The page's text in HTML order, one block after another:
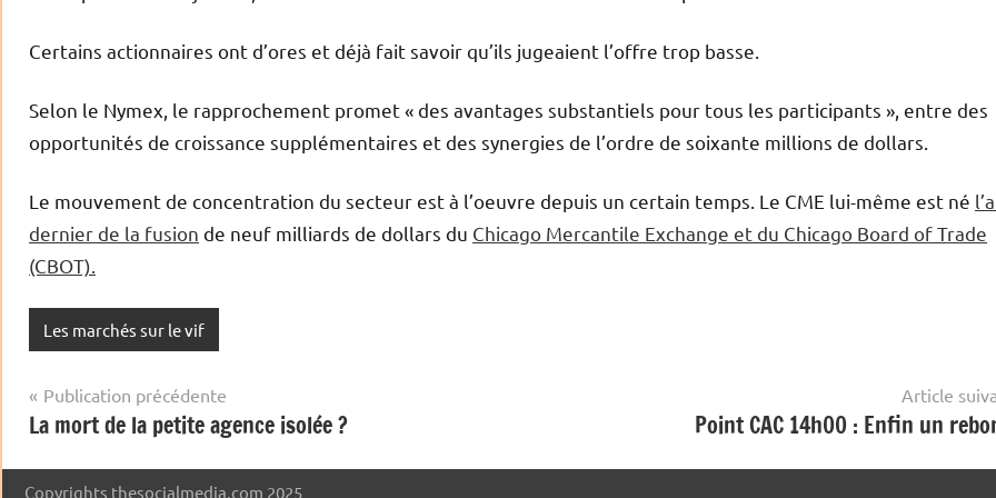
Certains actionnaires ont d’ores et déjà fait savoir qu’ils jugeaient l’offre trop basse.
Selon le Nymex, le rapprochement promet « des avantages substantiels pour tous les participants », entre des
opportunités de croissance supplémentaires et des synergies de l’ordre de soixante millions de dollars.
Le mouvement de concentration du secteur est à l’oeuvre depuis un certain temps. Le CME lui-même est né
dernier de la fusion de neuf milliards de dollars du Chicago Mercantile Exchange et du Chicago Board of Trade
(CBOT).
Les marchés sur le vif
Navigation
de
l’article
Publication précédente
La mort de la petite agence isolée ?
Article
Point CAC 14h00 : Enfin un
Copyrights thesocialmedia.com 2025